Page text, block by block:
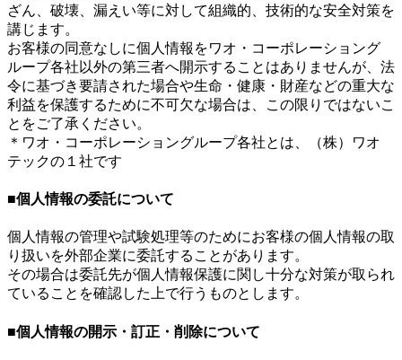
ざん、破壊、漏えい等に対して組織的、技術的な安全対策を
講じます。
お客様の同意なしに個人情報をワオ・コーポレーショング
ループ各社以外の第三者へ開示することはありませんが、法
令に基づき要請された場合や生命・健康・財産などの重大な
利益を保護するために不可欠な場合は、この限りではないこ
とをご了承ください。
＊ワオ・コーポレーショングループ各社とは、（株）ワオ
テックの１社です
■個人情報の委託について
個人情報の管理や試験処理等のためにお客様の個人情報の取
り扱いを外部企業に委託することがあります。
その場合は委託先が個人情報保護に関し十分な対策が取られ
ていることを確認した上で行うものとします。
■個人情報の開示・訂正・削除について